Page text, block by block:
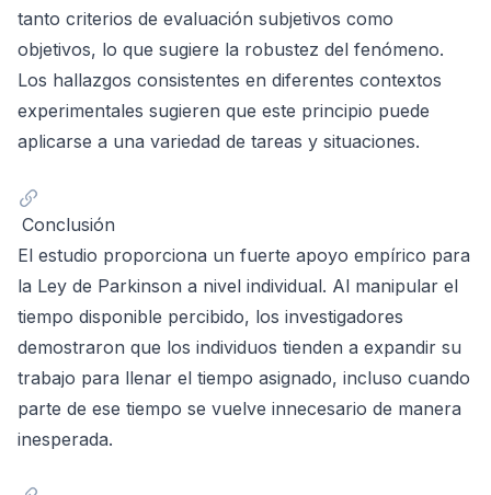
tanto criterios de evaluación subjetivos como
objetivos, lo que sugiere la robustez del fenómeno.
Los hallazgos consistentes en diferentes contextos
experimentales sugieren que este principio puede
aplicarse a una variedad de tareas y situaciones.
Conclusión
El estudio proporciona un fuerte apoyo empírico para
la Ley de Parkinson a nivel individual. Al manipular el
tiempo disponible percibido, los investigadores
demostraron que los individuos tienden a expandir su
trabajo para llenar el tiempo asignado, incluso cuando
parte de ese tiempo se vuelve innecesario de manera
inesperada.